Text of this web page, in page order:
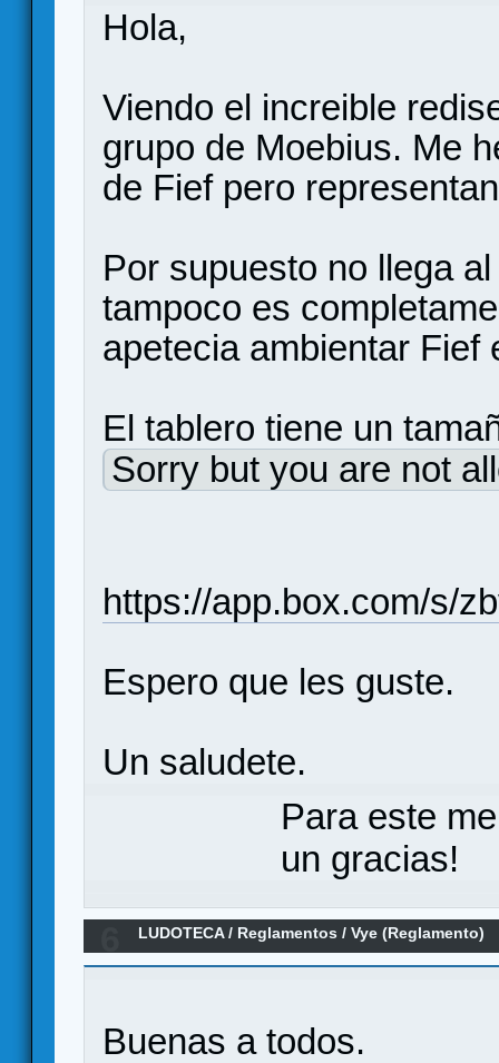
Hola,
Viendo el increible
grupo de Moebius. Me
de Fief pero
Por supuesto no llega
tampoco es
apetecia ambientar Fief
El tablero tiene un
Sorry but you are not
https://app.box.com/s/
Espero que les guste.
Un saludete.
Para este
un gracias!
LUDOTECA/ Reglamentos /Vye (Reglamento)
Buenas a todos.